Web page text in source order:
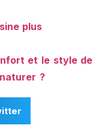
plus
et le style de
?